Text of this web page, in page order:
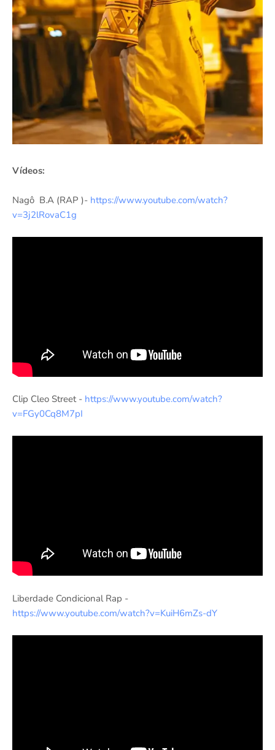
Vídeos:
Nagô B.A (RAP )- https://www.youtube.com/watch?
v=3j2lRovaC1g
Clip Cleo Street - https://www.youtube.com/watch?
v=FGy0Cq8M7pI
Liberdade Condicional Rap -
https://www.youtube.com/watch?v=KuiH6mZs-dY